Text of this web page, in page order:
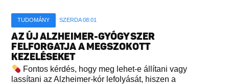
TUDOMÁNY SZERDA 08:01
AZ ÚJ ALZHEIMER-GYÓGYSZER
FELFORGATJA A MEGSZOKOTT
KEZELÉSEKET
Fontos kérdés, hogy meg lehet-e állítani vagy
lassítani az Alzheimer-kór lefolyását, hiszen a